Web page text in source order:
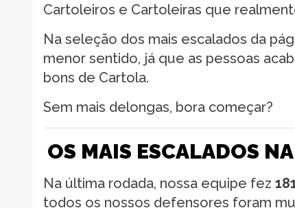
Cartoleiros e Cartoleiras que
Na seleção dos mais escalados da
menor sentido, já que as pessoas
bons de Cartola.
Sem mais delongas, bora começar?
OS MAIS ESCALADOS
Na última rodada, nossa equipe fez
todos os nossos defensores foram